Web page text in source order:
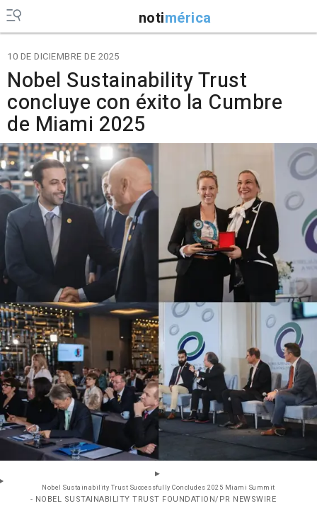
notimérica
10 DE DICIEMBRE DE 2025
Nobel Sustainability Trust
concluye con éxito la Cumbre
de Miami 2025
Nobel Sustainability Trust Successfully Concludes 2025 Miami Summit
- NOBEL SUSTAINABILITY TRUST FOUNDATION/PR NEWSWIRE